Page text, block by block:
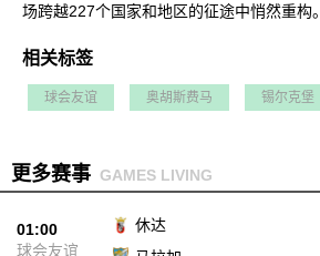
场跨越227个国家和地区的征途中悄然重构‌。
相关标签
球会友谊 奥胡斯费马 锡尔克堡
更多赛事 GAMES LIVING
01:00
球会友谊
休达